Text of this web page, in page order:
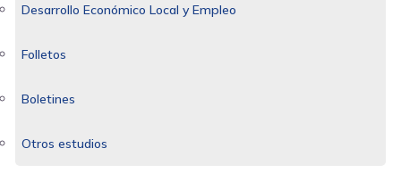
Desarrollo Económico Local y Empleo
Folletos
Boletines
Otros estudios